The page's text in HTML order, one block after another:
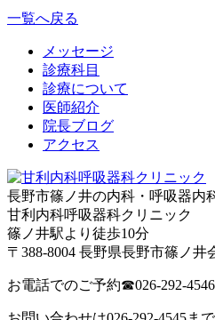
一覧へ戻る
メッセージ
診療科目
診療について
医師紹介
院長ブログ
アクセス
長野市篠ノ井の内科・呼吸器内
甘利内科呼吸器科クリニック
篠ノ井駅より徒歩10分
〒388-8004 長野県長野市篠ノ井
お電話でのご予約☎026-292-4546